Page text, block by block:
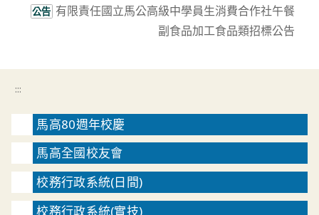
公告 有限責任國立馬公高級中學員生消費合作社午餐
副食品加工食品類招標公告
:::
馬高80週年校慶
馬高全國校友會
校務行政系統(日間)
校務行政系統(實技)